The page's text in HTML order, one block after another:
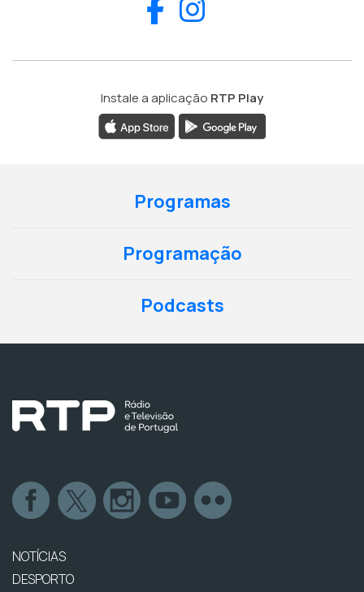
Facebook
Instale a aplicação RTP Play
Programas
Programação
Podcasts
NOTÍCIAS
DESPORTO